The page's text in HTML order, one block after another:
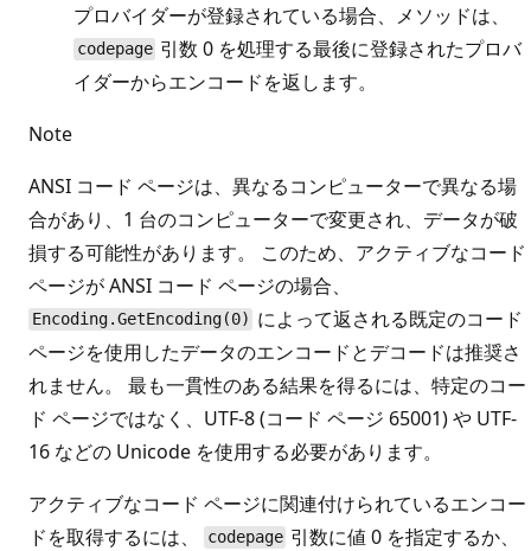
プロバイダーが登録されている場合、メソッドは、
codepage 引数 0 を処理する最後に登録されたプロバ
イダーからエンコードを返します。
Note
ANSI コード ページは、異なるコンピューターで異なる場
合があり、1 台のコンピューターで変更され、データが破
損する可能性があります。 このため、アクティブなコード
ページが ANSI コード ページの場合、
Encoding.GetEncoding(0) によって返される既定のコード
ページを使用したデータのエンコードとデコードは推奨さ
れません。 最も一貫性のある結果を得るには、特定のコー
ド ページではなく、UTF-8 (コード ページ 65001) や UTF-
16 などの Unicode を使用する必要があります。
アクティブなコード ページに関連付けられているエンコー
ドを取得するには、
codepage 引数に値 0 を指定するか、